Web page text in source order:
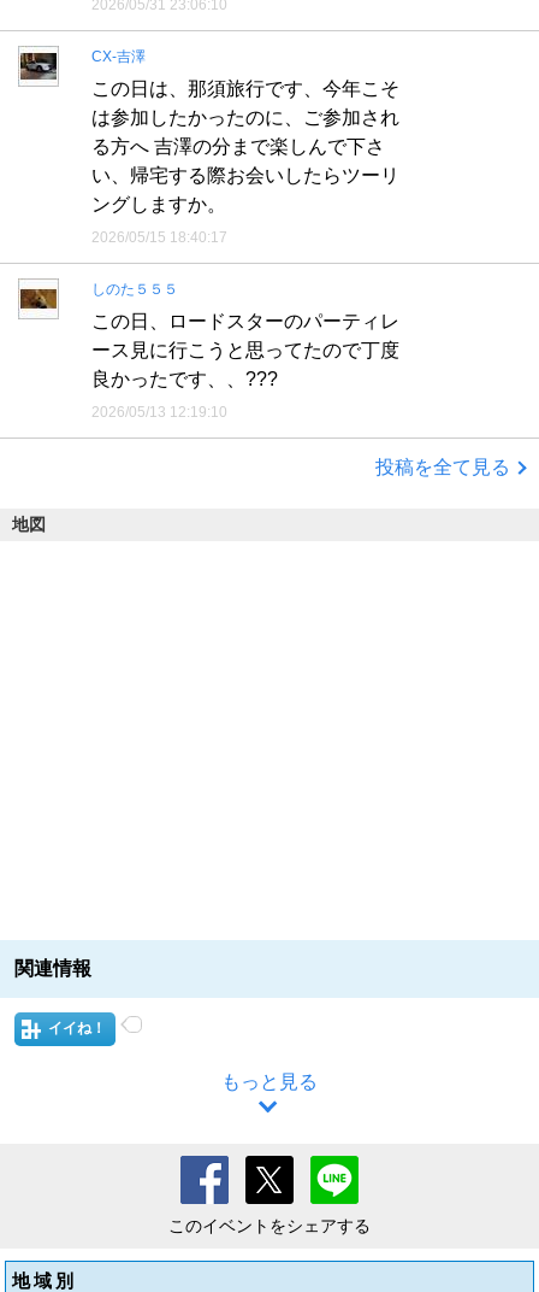
2026/05/31 23:06:10
CX-吉澤
この日は、那須旅行です、今年こそ
は参加したかったのに、ご参加され
る方へ 吉澤の分まで楽しんで下さ
い、帰宅する際お会いしたらツーリ
ングしますか。
2026/05/15 18:40:17
しのた５５５
この日、ロードスターのパーティレ
ース見に行こうと思ってたので丁度
良かったです、、???
2026/05/13 12:19:10
投稿を全て見る
地図
関連情報
イイね！
もっと見る
このイベントをシェアする
地域別